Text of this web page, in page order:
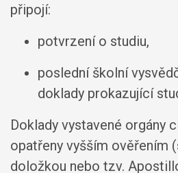
připojí:
potvrzení o studiu,
poslední školní
doklady prokazující
Doklady vystavené orgány
opatřeny vyšším ověřením
doložkou nebo tzv.